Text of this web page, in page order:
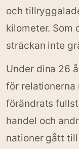
och
kilometer. Som
sträckan inte
Under dina 26
för relationerna
förändrats
handel och
nationer gått